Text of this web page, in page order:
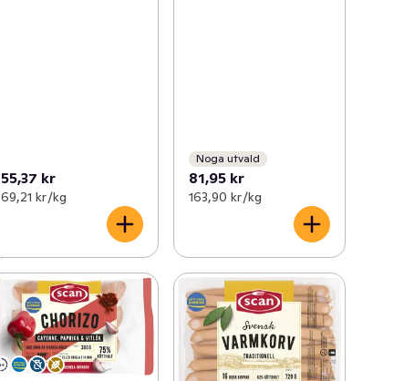
55,37 kr
69,21 kr /kg
Noga utvald
81,95 kr
163,90 kr /kg